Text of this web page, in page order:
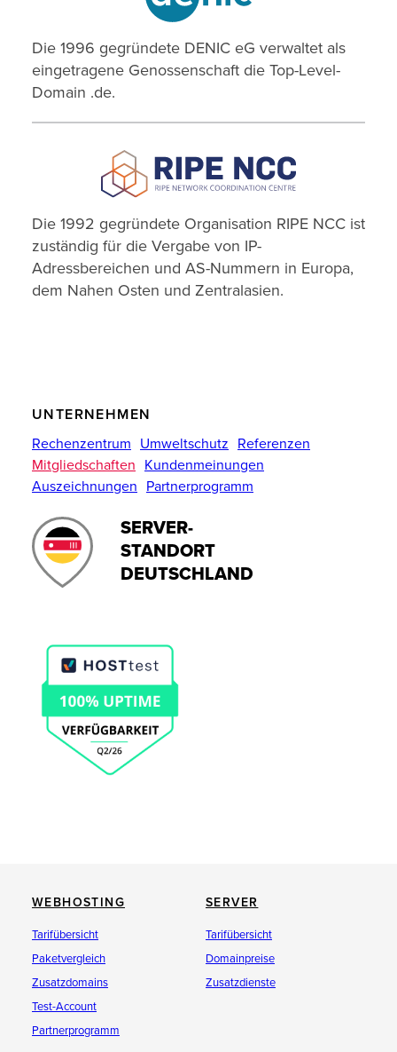
Die 1996 gegründete DENIC eG verwaltet als
eingetragene Genossenschaft die Top-Level-
Domain .de.
Die 1992 gegründete Organisation RIPE NCC ist
zuständig für die Vergabe von IP-
Adressbereichen und AS-Nummern in Europa,
dem Nahen Osten und Zentralasien.
UNTERNEHMEN
Rechenzentrum Umweltschutz Referenzen
Mitgliedschaften Kundenmeinungen
Auszeichnungen Partnerprogramm
SERVER-
STANDORT
DEUTSCHLAND
WEBHOSTING
Tarifübersicht
Paketvergleich
Zusatzdomains
Test-Account
Partnerprogramm
SERVER
Tarifübersicht
Domainpreise
Zusatzdienste